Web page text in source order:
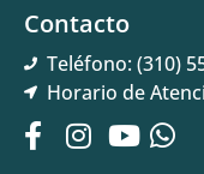
Contacto
Teléfono: (310)
Horario de